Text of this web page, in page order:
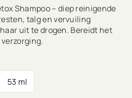
Shampoo – diep reinigende
talg en vervuiling
uit te drogen. Bereidt het
53 ml